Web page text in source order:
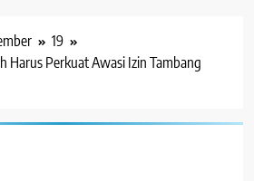
19
Harus Perkuat Awasi Izin Tambang